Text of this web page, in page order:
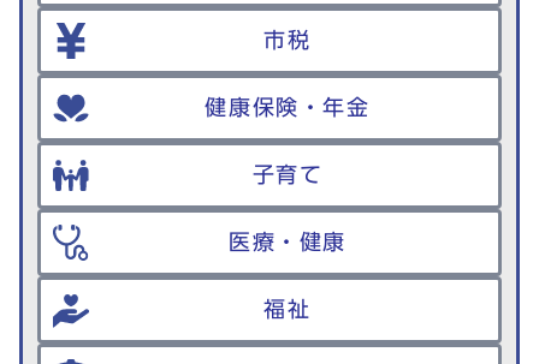
市税
健康保険・年金
子育て
医療・健康
福祉